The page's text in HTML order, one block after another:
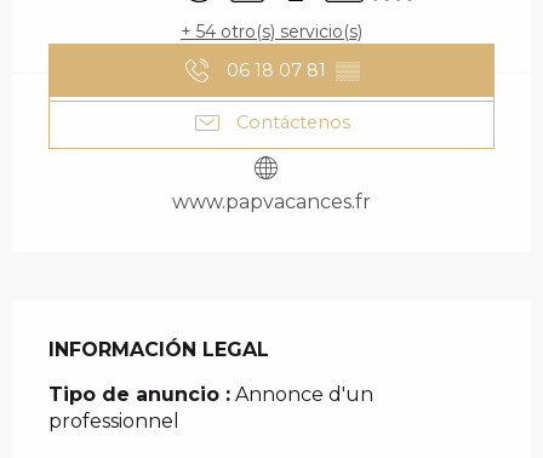
+ 54 otro(s) servicio(s)
06 18 07 81 ▒▒
Contáctenos
www.papvacances.fr
INFORMACIÓN LEGAL
INFORMACIÓN LEGAL
Tipo de anuncio : Annonce d'un
professionnel